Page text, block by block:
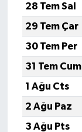
28 Tem Sal
29 Tem Çar
30 Tem Per
31 Tem Cum
1 Ağu Cts
2 Ağu Paz
3 Ağu Pts